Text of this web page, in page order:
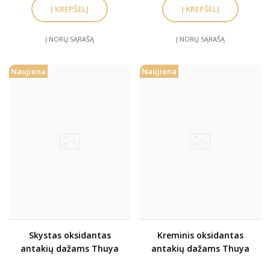
Į NORŲ SĄRAŠĄ Į NORŲ SĄRAŠĄ
Naujiena
Skystas oksidantas
antakių dažams Thuya
Naujiena
Kreminis oksidantas
antakių dažams Thuya